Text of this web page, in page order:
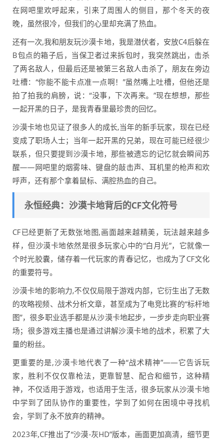
在网吧里欢呼起来，引来了周围人的侧目，那个冬天的夜
晚，虽然很冷，但我们的心里却充满了热血。
还有一次,我和朋友玩沙漠卡地，我是潜伏者，安放C4后躲在
B包点的箱子后，当保卫者过来拆包时，我突然跳出，击杀
了两名敌人，但最后还是被第三名敌人击杀了，朋友在旁边
吐槽：“你能不能卡点准一点啊！”虽然嘴上吐槽，但他还是
拍了拍我的肩膀，说：“没事，下次再来。”现在想想，那些
一起开黑的日子，是我青春里最珍贵的回忆。
沙漠卡地也见证了很多人的成长,当年的新手玩家，现在已经
变成了职场人士；当年一起开黑的兄弟，现在可能已经很少
联系，但只要提到沙漠卡地，那些被遗忘的记忆就会瞬间苏
醒——网吧里的烟雾味、键盘的敲击声、耳机里的枪声和欢
呼声，还有那个拿着鼠标、满腔热血的自己。
永恒经典：沙漠卡地背后的CF文化符号
CF已经更新了无数张地图,画面越来越精美，玩法越来越多
样，但沙漠卡地依然是很多玩家心中的“白月光”，它就像一
个时光胶囊，储存着一代玩家的青春记忆，也成为了CF文化
的重要符号。
沙漠卡地的影响力,不仅仅局限于游戏内部，它衍生出了无数
的攻略视频、战术分析文章，甚至成为了电竞比赛的“标杆地
图”，很多职业选手都是从沙漠卡地起步，一步步走向职业赛
场；很多游戏主播也是通过讲解沙漠卡地的战术，积累了大
量的粉丝。
更重要的是,沙漠卡地代表了一种“战术精神”——它告诉玩
家，胜利不仅仅靠枪法，更靠智慧、配合和细节，这种精
神，不仅适用于游戏，也适用于生活，很多玩家从沙漠卡地
中学到了团队协作的重要性，学到了如何在困境中寻找机
会，学到了永不放弃的精神。
2023年,CF推出了“沙漠-灰HD”版本，画面更加高清，细节更